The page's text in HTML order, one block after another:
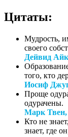
Цитаты:
Мудрость,
своего
Дейвид
того, кто
Иосиф
Проще
одурачены.
Марк Твен,
Кто не
знает, где